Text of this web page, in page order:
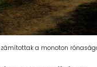
a monoton